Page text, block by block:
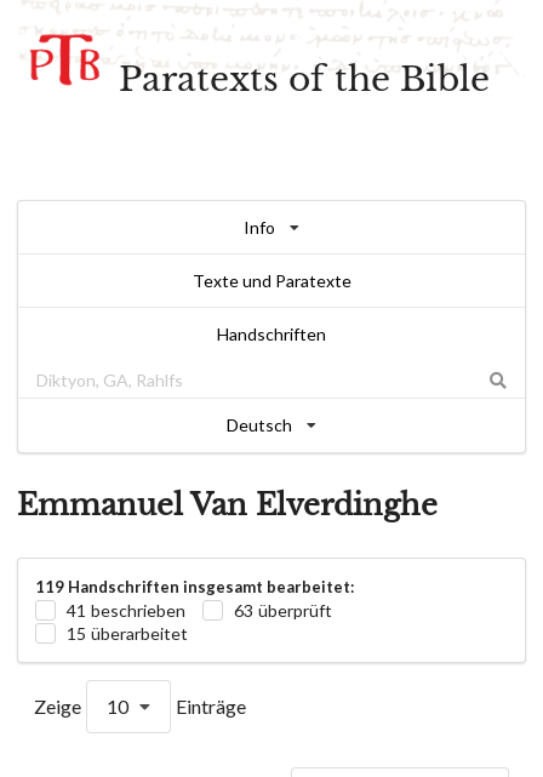
Paratexts of the Bible
Info
Texte und Paratexte
Handschriften
Deutsch
Emmanuel Van Elverdinghe
119 Handschriften insgesamt bearbeitet:
41 beschrieben
63 überprüft
15 überarbeitet
Zeige 10 Einträge